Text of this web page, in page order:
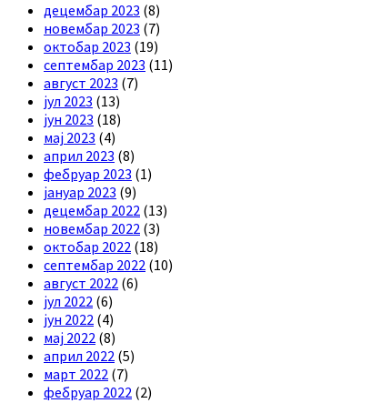
децембар 2023 (8)
новембар 2023 (7)
октобар 2023 (19)
септембар 2023 (11)
август 2023 (7)
јул 2023 (13)
јун 2023 (18)
мај 2023 (4)
април 2023 (8)
фебруар 2023 (1)
јануар 2023 (9)
децембар 2022 (13)
новембар 2022 (3)
октобар 2022 (18)
септембар 2022 (10)
август 2022 (6)
јул 2022 (6)
јун 2022 (4)
мај 2022 (8)
април 2022 (5)
март 2022 (7)
фебруар 2022 (2)